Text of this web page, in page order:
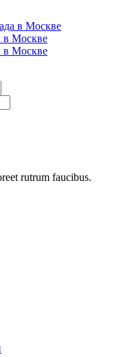
rutrum faucibus.